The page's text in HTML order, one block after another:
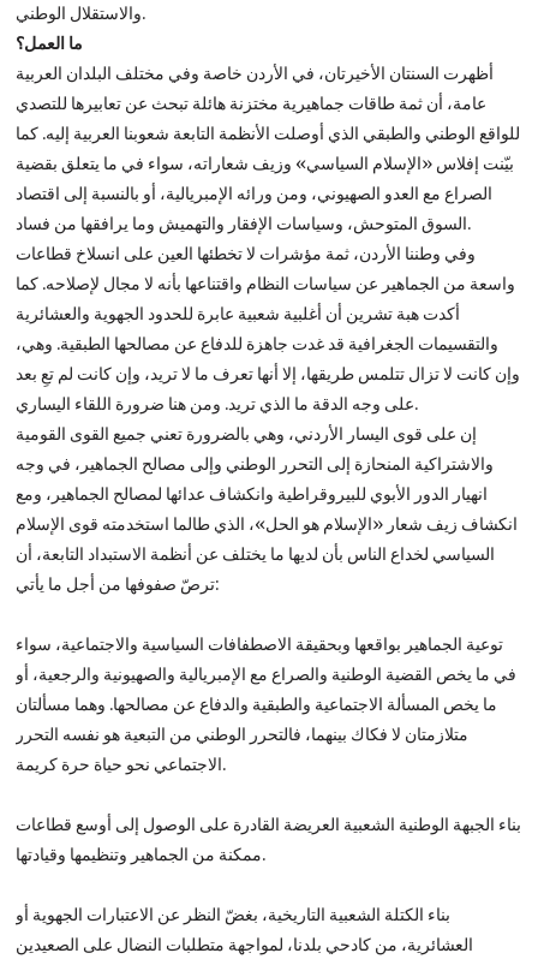
والاستقلال الوطني.
ما العمل؟
أظهرت السنتان الأخيرتان، في الأردن خاصة وفي مختلف البلدان العربية
عامة، أن ثمة طاقات جماهيرية مختزنة هائلة تبحث عن تعابيرها للتصدي
للواقع الوطني والطبقي الذي أوصلت الأنظمة التابعة شعوبنا العربية إليه. كما
بيّنت إفلاس «الإسلام السياسي» وزيف شعاراته، سواء في ما يتعلق بقضية
الصراع مع العدو الصهيوني، ومن ورائه الإمبريالية، أو بالنسبة إلى اقتصاد
السوق المتوحش، وسياسات الإفقار والتهميش وما يرافقها من فساد.
وفي وطننا الأردن، ثمة مؤشرات لا تخطئها العين على انسلاخ قطاعات
واسعة من الجماهير عن سياسات النظام واقتناعها بأنه لا مجال لإصلاحه. كما
أكدت هبة تشرين أن أغلبية شعبية عابرة للحدود الجهوية والعشائرية
والتقسيمات الجغرافية قد غدت جاهزة للدفاع عن مصالحها الطبقية. وهي،
وإن كانت لا تزال تتلمس طريقها، إلا أنها تعرف ما لا تريد، وإن كانت لم تعِ بعد
على وجه الدقة ما الذي تريد. ومن هنا ضرورة اللقاء اليساري.
إن على قوى اليسار الأردني، وهي بالضرورة تعني جميع القوى القومية
والاشتراكية المنحازة إلى التحرر الوطني وإلى مصالح الجماهير، في وجه
انهيار الدور الأبوي للبيروقراطية وانكشاف عدائها لمصالح الجماهير، ومع
انكشاف زيف شعار «الإسلام هو الحل»، الذي طالما استخدمته قوى الإسلام
السياسي لخداع الناس بأن لديها ما يختلف عن أنظمة الاستبداد التابعة، أن
ترصّ صفوفها من أجل ما يأتي:
توعية الجماهير بواقعها وبحقيقة الاصطفافات السياسية والاجتماعية، سواء
في ما يخص القضية الوطنية والصراع مع الإمبريالية والصهيونية والرجعية، أو
ما يخص المسألة الاجتماعية والطبقية والدفاع عن مصالحها. وهما مسألتان
متلازمتان لا فكاك بينهما، فالتحرر الوطني من التبعية هو نفسه التحرر
الاجتماعي نحو حياة حرة كريمة.
بناء الجبهة الوطنية الشعبية العريضة القادرة على الوصول إلى أوسع قطاعات
ممكنة من الجماهير وتنظيمها وقيادتها.
بناء الكتلة الشعبية التاريخية، بغضّ النظر عن الاعتبارات الجهوية أو
العشائرية، من كادحي بلدنا، لمواجهة متطلبات النضال على الصعيدين